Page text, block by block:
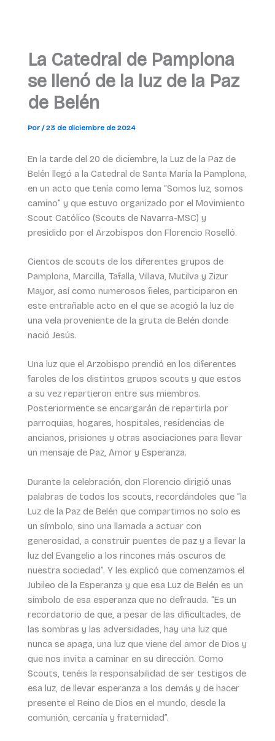
La Catedral de Pamplona
se llenó de la luz de la Paz
de Belén
Por /23 de diciembre de 2024
En la tarde del 20 de diciembre, la Luz de la Paz de
Belén llegó a la Catedral de Santa María la Pamplona,
en un acto que tenía como lema “Somos luz, somos
camino” y que estuvo organizado por el Movimiento
Scout Católico (Scouts de Navarra-MSC) y
presidido por el Arzobispos don Florencio Roselló.
Cientos de scouts de los diferentes grupos de
Pamplona, Marcilla, Tafalla, Villava, Mutilva y Zizur
Mayor, así como numerosos fieles, participaron en
este entrañable acto en el que se acogió la luz de
una vela proveniente de la gruta de Belén donde
nació Jesús.
Una luz que el Arzobispo prendió en los diferentes
faroles de los distintos grupos scouts y que estos
a su vez repartieron entre sus miembros.
Posteriormente se encargarán de repartirla por
parroquias, hogares, hospitales, residencias de
ancianos, prisiones y otras asociaciones para llevar
un mensaje de Paz, Amor y Esperanza.
Durante la celebración, don Florencio dirigió unas
palabras de todos los scouts, recordándoles que “la
Luz de la Paz de Belén que compartimos no solo es
un símbolo, sino una llamada a actuar con
generosidad, a construir puentes de paz y a llevar la
luz del Evangelio a los rincones más oscuros de
nuestra sociedad”. Y les explicó que comenzamos el
Jubileo de la Esperanza y que esa Luz de Belén es un
símbolo de esa esperanza que no defrauda. “Es un
recordatorio de que, a pesar de las dificultades, de
las sombras y las adversidades, hay una luz que
nunca se apaga, una luz que viene del amor de Dios y
que nos invita a caminar en su dirección. Como
Scouts, tenéis la responsabilidad de ser testigos de
esa luz, de llevar esperanza a los demás y de hacer
presente el Reino de Dios en el mundo, desde la
comunión, cercanía y fraternidad”.